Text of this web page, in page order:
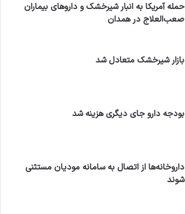
حمله آمریکا به انبار شیرخشک و داروهای بیماران
صعب‌العلاج در همدان
بازار شیرخشک متعادل شد
بودجه دارو جای دیگری هزینه شد
داروخانه‌ها از اتصال به سامانه مودیان مستثنی
شوند